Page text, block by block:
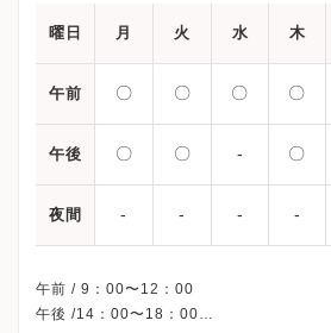
曜日 月 火 水 木
午前 〇 〇 〇 〇
午後 〇 〇 - 〇
夜間 - - - -
午前 / 9：00〜12：00
午後 /14：00〜18：00